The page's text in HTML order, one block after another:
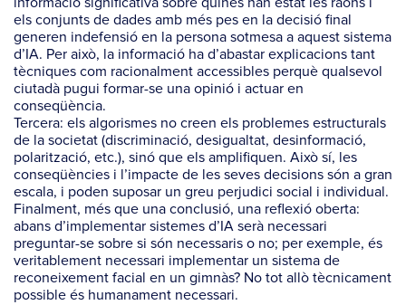
els conjunts de dades amb més pes en la decisió final
generen indefensió en la persona sotmesa a aquest sistema
d’IA. Per això, la informació ha d’abastar explicacions tant
tècniques com racionalment accessibles perquè qualsevol
ciutadà pugui formar-se una opinió i actuar en
conseqüència.
Tercera: els algorismes no creen els problemes estructurals
de la societat (discriminació, desigualtat, desinformació,
polarització, etc.), sinó que els amplifiquen. Això sí, les
conseqüències i l’impacte de les seves decisions són a gran
escala, i poden suposar un greu perjudici social i individual.
Finalment, més que una conclusió, una reflexió oberta:
abans d’implementar sistemes d’IA serà necessari
preguntar-se sobre si són necessaris o no; per exemple, és
veritablement necessari implementar un sistema de
reconeixement facial en un gimnàs? No tot allò tècnicament
possible és humanament necessari.